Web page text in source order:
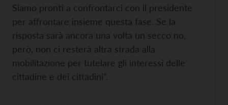
Siamo pronti a confrontarci con il presidente
per affrontare insieme questa fase. Se la
risposta sarà ancora una volta un secco no,
però, non ci resterà altra strada alla
mobilitazione per tutelare gli interessi delle
cittadine e dei cittadini”.